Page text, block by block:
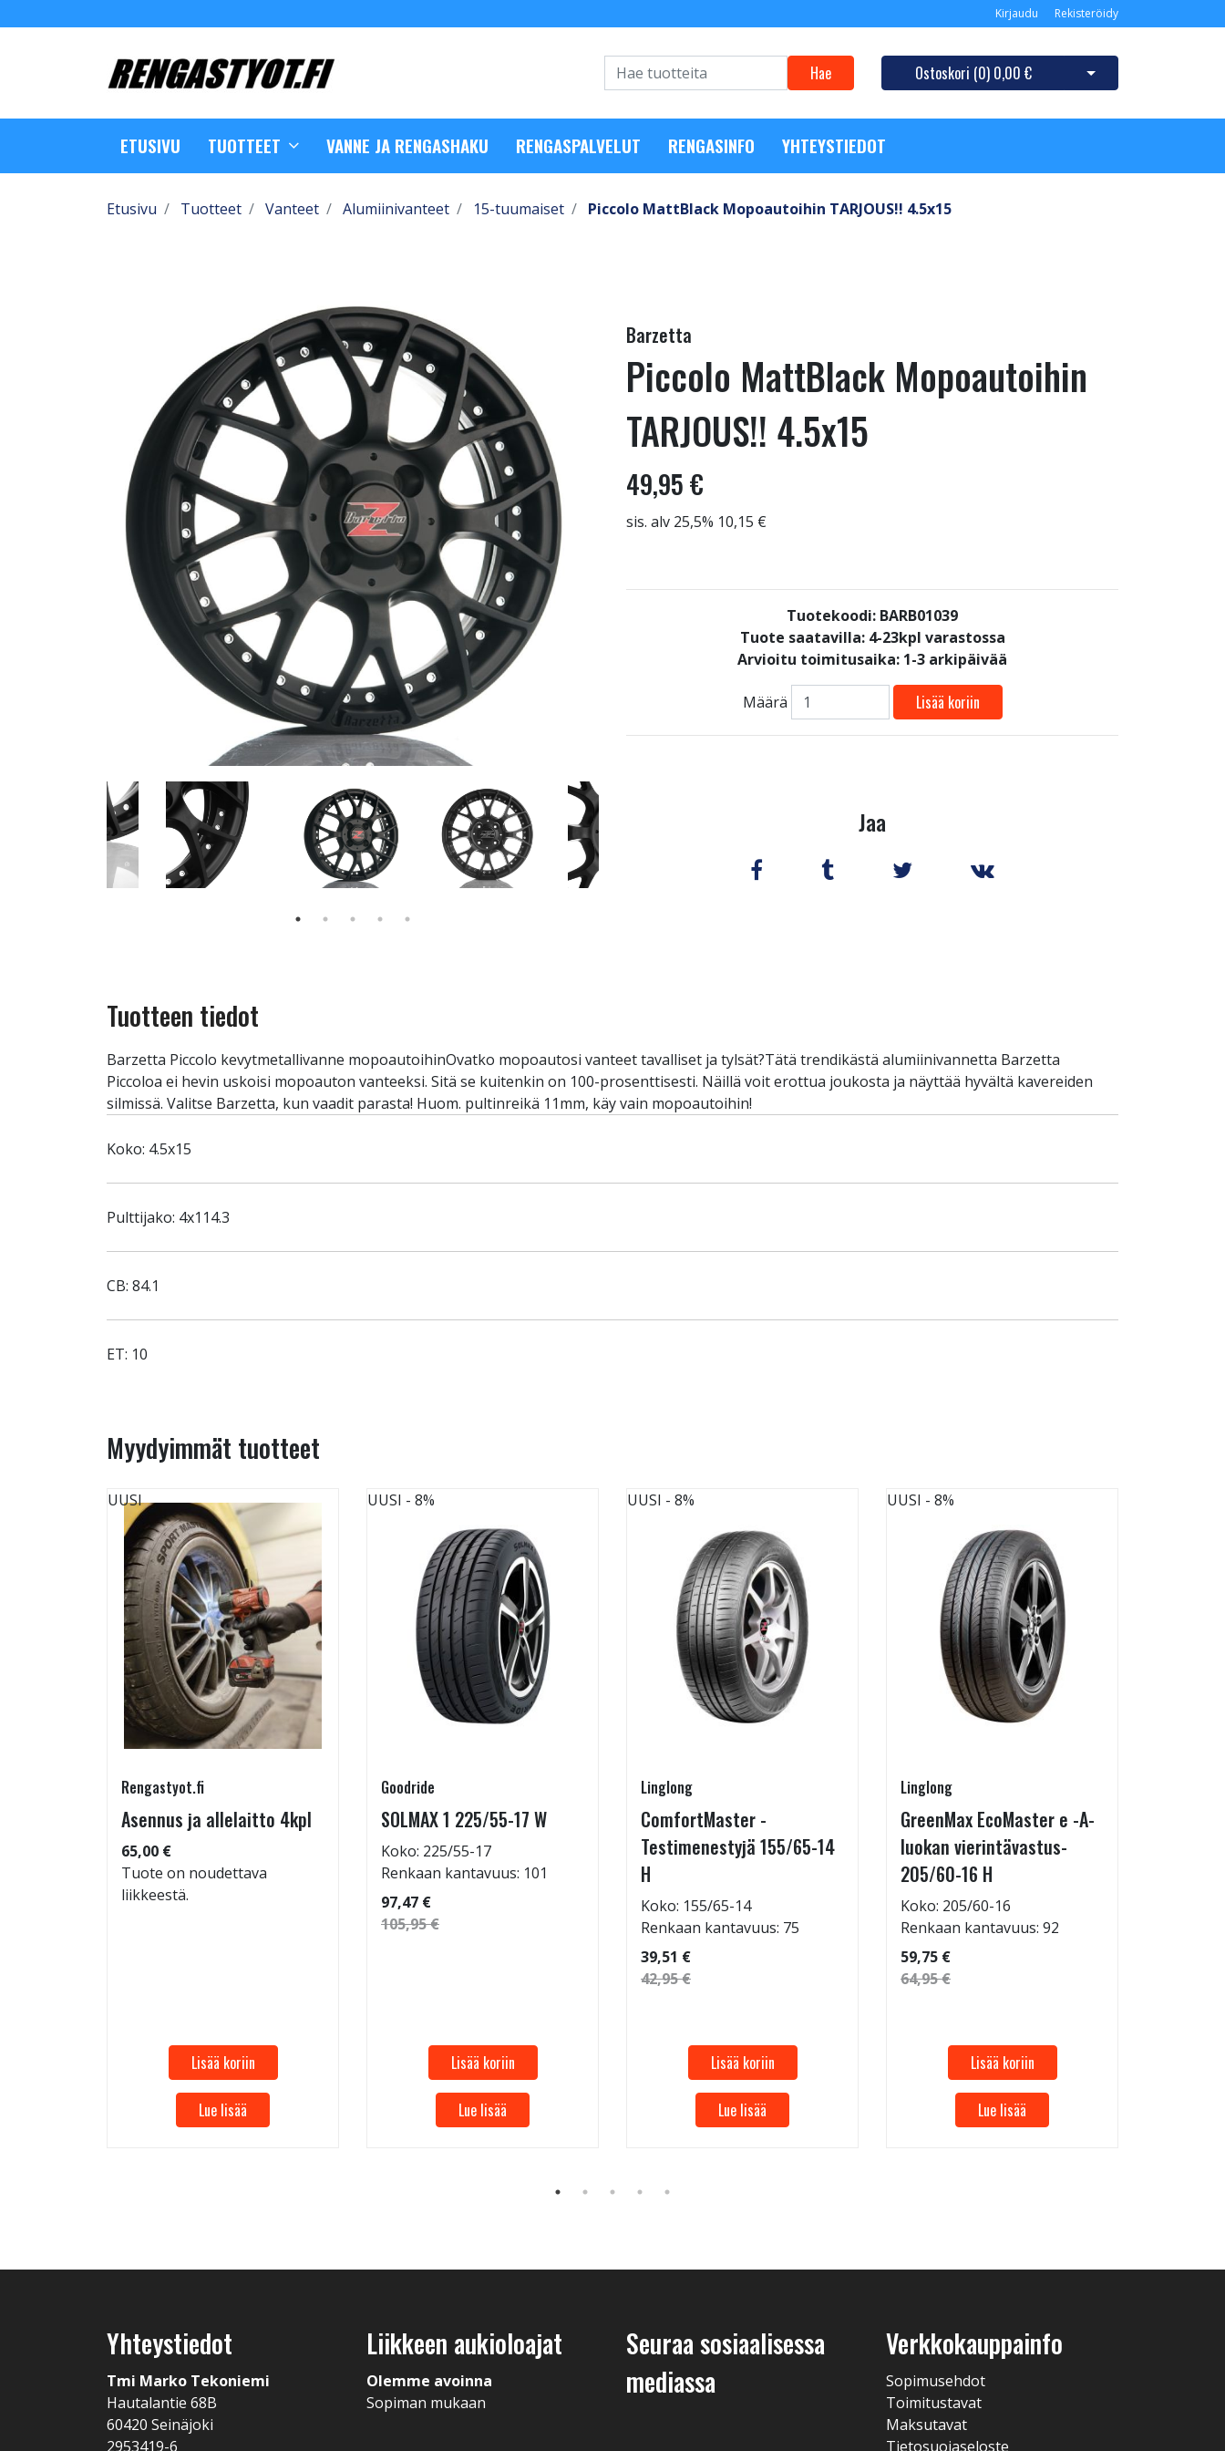
Kirjaudu Rekisteröidy
Hae Ostoskori (0) 0,00 € Avaa ostoskori
ETUSIVU TUOTTEET VANNE JA RENGASHAKU RENGASPALVELUT RENGASINFO YHTEYSTIEDOT
Etusivu Tuotteet Vanteet Alumiinivanteet 15-tuumaiset Piccolo MattBlack Mopoautoihin TARJOUS!! 4.5x15
Barzetta
Piccolo MattBlack Mopoautoihin
TARJOUS!! 4.5x15
49,95 €
sis. alv 25,5% 10,15 €
Tuotekoodi: BARB01039
Tuote saatavilla: 4-23kpl varastossa
Arvioitu toimitusaika: 1-3 arkipäivää
Määrä Lisää koriin
Jaa
Tuotteen tiedot
Barzetta Piccolo kevytmetallivanne mopoautoihinOvatko mopoautosi vanteet tavalliset ja tylsät?Tätä trendikästä alumiinivannetta Barzetta
Piccoloa ei hevin uskoisi mopoauton vanteeksi. Sitä se kuitenkin on 100-prosenttisesti. Näillä voit erottua joukosta ja näyttää hyvältä kavereiden
silmissä. Valitse Barzetta, kun vaadit parasta! Huom. pultinreikä 11mm, käy vain mopoautoihin!
Koko: 4.5x15
Pulttijako: 4x114.3
CB: 84.1
ET: 10
Myydyimmät tuotteet
UUSI
Rengastyot.fi
Asennus ja allelaitto 4kpl
65,00 €
Tuote on noudettava
liikkeestä.
Lisää koriin
Lue lisää
UUSI - 8%
Goodride
SOLMAX 1 225/55-17 W
Koko: 225/55-17
Renkaan kantavuus: 101
97,47 €
105,95 €
Lisää koriin
Lue lisää
UUSI - 8%
Linglong
ComfortMaster -
Testimenestyjä 155/65-14
H
Koko: 155/65-14
Renkaan kantavuus: 75
39,51 €
42,95 €
Lisää koriin
Lue lisää
UUSI - 8%
Linglong
GreenMax EcoMaster e -A-
luokan vierintävastus-
205/60-16 H
Koko: 205/60-16
Renkaan kantavuus: 92
59,75 €
64,95 €
Lisää koriin
Lue lisää
Yhteystiedot
Tmi Marko Tekoniemi
Hautalantie 68B
60420 Seinäjoki
2953419-6
Liikkeen aukioloajat
Olemme avoinna
Sopiman mukaan
Seuraa sosiaalisessa
mediassa
Verkkokauppainfo
Sopimusehdot
Toimitustavat
Maksutavat
Tietosuojaseloste